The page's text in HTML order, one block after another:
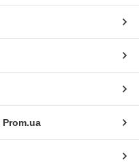
Prom.ua